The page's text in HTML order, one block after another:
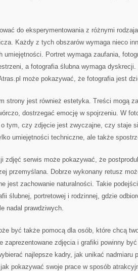
do eksperymentowania z różnymi
Każdy z tych obszarów wymaga nieco
umiejętności. Portret wymaga zaufania,
a fotografia ślubna wymaga
może pokazywać, że fotografia jest
strony jest również estetyka. Treści mogą
dostrzegać emocję w spojrzeniu. W
tym, czy zdjęcie jest zwyczajne, czy staje
umiejętności techniczne, ale także
zdjęć serwis może pokazywać, że
przemyślana. Dobrze wykonany retusz
jest zachowanie naturalności. Takie
ślubnej, portretowej i rodzinnej, gdzie
nadal prawdziwych.
być także pomocą dla osób, które chcą
zaprezentowane zdjęcia i grafiki powinny
najlepsze kadry, jak unikać nadmiaru
pokazywać swoje prace w sposób